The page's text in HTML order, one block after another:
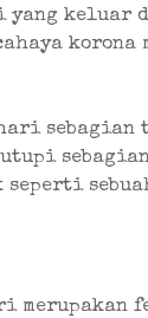
yang keluar
korona
seperti
merupakan